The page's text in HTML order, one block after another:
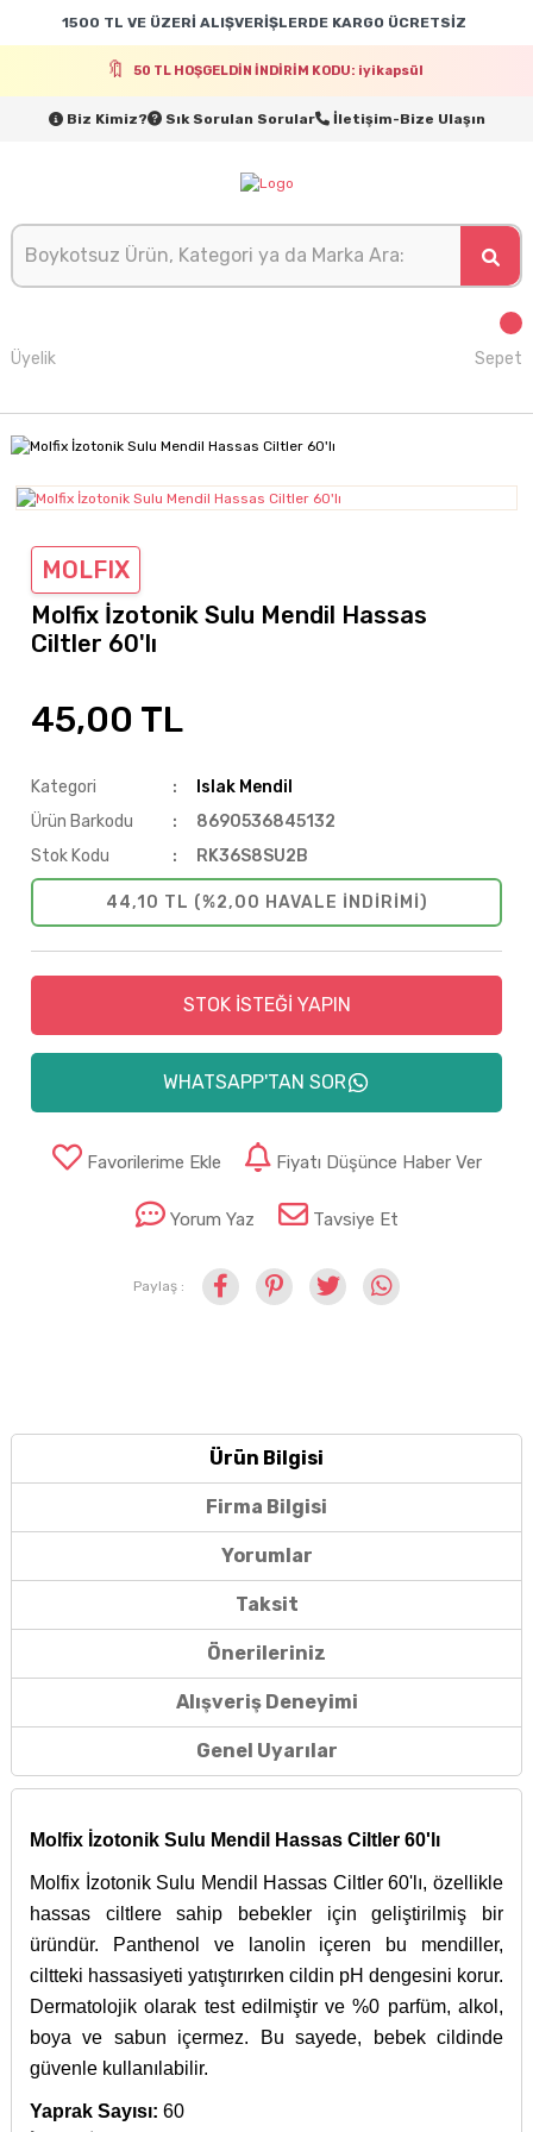
1500 TL VE ÜZERİ ALIŞVERİŞLERDE KARGO ÜCRETSİZ
50 TL HOŞGELDİN İNDİRİM KODU: iyikapsül
Biz Kimiz? Sık Sorulan Sorular İletişim-Bize Ulaşın
Üyelik Sepet
MOLFIX
Molfix İzotonik Sulu Mendil Hassas
Ciltler 60'lı
45,00 TL
Kategori
Islak Mendil
Ürün Barkodu
8690536845132
Stok Kodu
RK36S8SU2B
44,10 TL (%2,00 HAVALE INDIRIMI)
STOK İSTEĞİ YAPIN
WHATSAPP'TAN SOR
Favorilerime Ekle Fiyatı Düşünce Haber Ver
Yorum Yaz Tavsiye Et
Paylaş :
Ürün Bilgisi
Firma Bilgisi
Yorumlar
Taksit
Önerileriniz
Alışveriş Deneyimi
Genel Uyarılar
Molfix İzotonik Sulu Mendil Hassas Ciltler 60'lı
Molfix İzotonik Sulu Mendil Hassas Ciltler 60'lı, özellikle
hassas ciltlere sahip bebekler için geliştirilmiş bir
üründür. Panthenol ve lanolin içeren bu mendiller,
ciltteki hassasiyeti yatıştırırken cildin pH dengesini korur.
Dermatolojik olarak test edilmiştir ve %0 parfüm, alkol,
boya ve sabun içermez. Bu sayede, bebek cildinde
güvenle kullanılabilir.
Yaprak Sayısı: 60